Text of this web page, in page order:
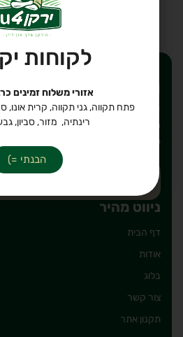
רוצים לקבל
לאימייל שלכם?
יאללה, חבל לפספס. כתבו את הכתובת
לרשימת תפוצה שלנו, מבטיחים לשלוח רק
ניווט מהיר
דף הבית
אודות
בלוג
צור קשר
תקנון אתר
לקוחות
אזורי משלוח זמינים
פתח תקווה, גני תקווה, קרית אונו,
רינתיה, מזור, סביון,
הבנתי =)